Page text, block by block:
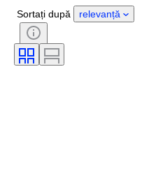
Stil
Scală
Control
Alimentare electrică
Compania de cale ferată
Sortați după relevanță